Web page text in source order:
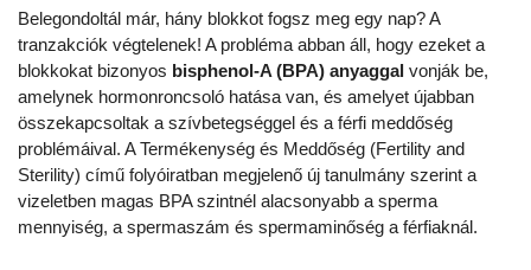
Belegondoltál már, hány blokkot fogsz meg egy nap? A
tranzakciók végtelenek! A probléma abban áll, hogy ezeket a
blokkokat bizonyos bisphenol-A (BPA) anyaggal vonják be,
amelynek hormonroncsoló hatása van, és amelyet újabban
összekapcsoltak a szívbetegséggel és a férfi meddőség
problémáival. A Termékenység és Meddőség (Fertility and
Sterility) című folyóiratban megjelenő új tanulmány szerint a
vizeletben magas BPA szintnél alacsonyabb a sperma
mennyiség, a spermaszám és spermaminőség a férfiaknál.